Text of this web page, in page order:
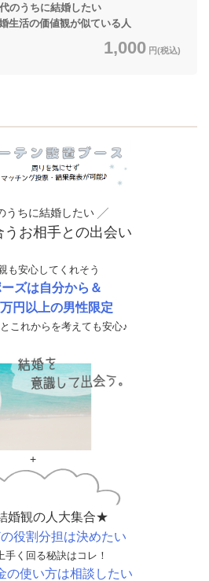
のうちに結婚したい
生活の価値観が似ている人
1,000 円(税込)
うちに結婚したい ╱
うお相手との出会い
も安心してくれそう
ズは自分から＆
円以上の男性限定
これからを考えても安心♪
+
婚観の人大集合★
役割分担は決めたい
手く回る秘訣はコレ！
の使い方は相談したい